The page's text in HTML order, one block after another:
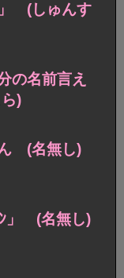
(しゅんす
の名前言え
)
ん (名無し)
ﾝ」 (名無し)